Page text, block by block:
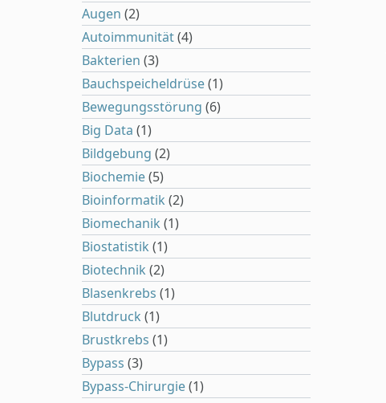
Augen (2)
Autoimmunität(4)
Bakterien (3)
Bauchspeicheldrüse(1)
Bewegungsstörung (6)
Big Data (1)
Bildgebung (2)
Biochemie(5)
Bioinformatik (2)
Biomechanik (1)
Biostatistik (1)
Biotechnik (2)
Blasenkrebs (1)
Blutdruck (1)
Brustkrebs (1)
Bypass (3)
Bypass-Chirurgie(1)